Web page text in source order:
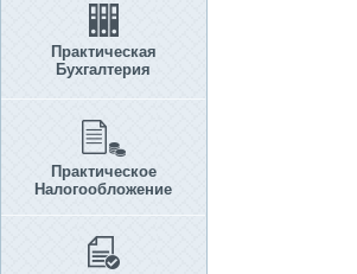
Практическая
Бухгалтерия
Практическое
Налогообложение